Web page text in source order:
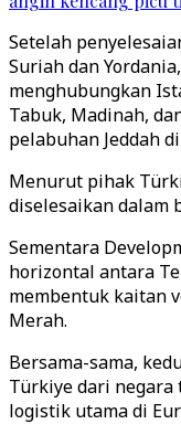
Setelah
Suriah dan
menghubungkan
Tabuk, Madinah,
pelabuhan Jeddah
Menurut pihak
diselesaikan dalam
Sementara
horizontal antara
membentuk kaitan
Merah.
Bersama-sama,
Türkiye dari
logistik utama di